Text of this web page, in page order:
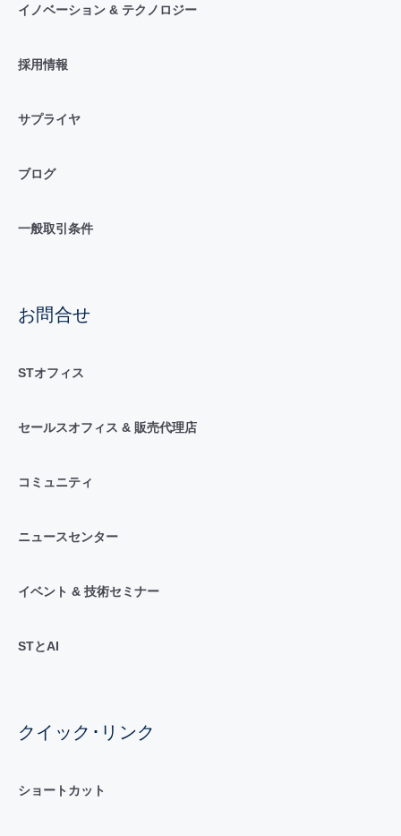
イノベーション & テクノロジー
採用情報
サプライヤ
ブログ
一般取引条件
お問合せ
STオフィス
セールスオフィス & 販売代理店
コミュニティ
ニュースセンター
イベント & 技術セミナー
STとAI
クイック･リンク
ショートカット